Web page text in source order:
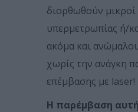
διορθωθούν
υπερμετρωπίας ή/
ακόμα και
χωρίς την ανάγκη
επέμβασης με laser!
Η παρέμβαση αυτή